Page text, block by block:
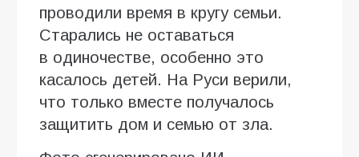
проводили время в кругу семьи.
Старались не оставаться
в одиночестве, особенно это
касалось детей. На Руси верили,
что только вместе получалось
защитить дом и семью от зла.